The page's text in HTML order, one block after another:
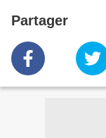
Partager